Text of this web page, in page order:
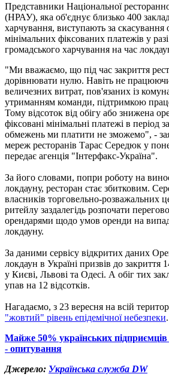
Представники Національної
(НРАУ), яка об'єднує близько 400
харчування, виступають за скасування
мінімальних фіксованих платежів у
громадського харчування на час
"Ми вважаємо, що під час закриття
дорівнювати нулю. Навіть не
величезних витрат, пов'язаних із
утриманням команди, підтримкою
Тому відсоток від обігу або знижена
фіксовані мінімальні платежі в період
обмежень ми платити не зможемо", -
мереж ресторанів Тарас Середюк у
передає агенція "Інтерфакс-Україна".
За його словами, попри роботу на
локдауну, ресторан стає збитковим.
власників торговельно-розважальних
ритейлу заздалегідь розпочати
орендарями щодо умов оренди на
локдауну.
За даними сервісу відкритих даних
локдаун в Україні призвів до закриття
у Києві, Львові та Одесі. А обіг тих
упав на 12 відсотків.
Нагадаємо, з 23 вересня на всій
"жовтий" рівень епідемічної небезпеки.
Майже 50% українських підприємців
- опитування
Джерело: Українська служба DW